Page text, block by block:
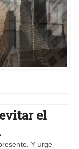
el
Y urge